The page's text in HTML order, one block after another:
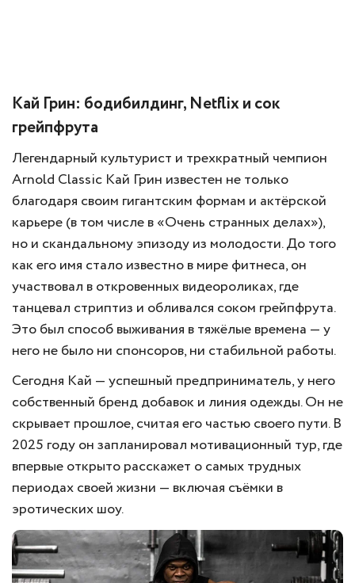
Кай Грин: бодибилдинг, Netflix и сок
грейпфрута
Легендарный культурист и трехкратный чемпион
Arnold Classic Кай Грин известен не только
благодаря своим гигантским формам и актёрской
карьере (в том числе в «Очень странных делах»),
но и скандальному эпизоду из молодости. До того
как его имя стало известно в мире фитнеса, он
участвовал в откровенных видеороликах, где
танцевал стриптиз и обливался соком грейпфрута.
Это был способ выживания в тяжёлые времена — у
него не было ни спонсоров, ни стабильной работы.
Сегодня Кай — успешный предприниматель, у него
собственный бренд добавок и линия одежды. Он не
скрывает прошлое, считая его частью своего пути. В
2025 году он запланировал мотивационный тур, где
впервые открыто расскажет о самых трудных
периодах своей жизни — включая съёмки в
эротических шоу.